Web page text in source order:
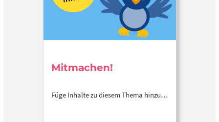
Mitmachen!
Füge Inhalte zu diesem Thema hinzu…